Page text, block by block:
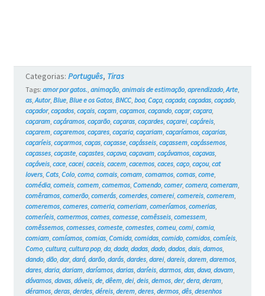
Gatos
#6
Categorias: Português, Tiras
Tags: amor por gatos. animação, animais de estimação, aprendizado, Arte,
as, Autor, Blue, Blue e os Gatos, BNCC, boa, Caça, caçada, caçadas, caçado,
caçador, caçados, caçais, caçam, caçamos, caçando, caçar, caçara,
caçaram, caçáramos, caçarão, caçaras, caçardes, caçarei, caçáreis,
caçarem, caçaremos, caçares, caçaria, caçariam, caçaríamos, caçarias,
caçaríeis, caçarmos, caças, caçasse, caçásseis, caçassem, caçássemos,
caçasses, caçaste, caçastes, caçava, caçavam, caçávamos, caçavas,
caçáveis, cace, cacei, caceis, cacem, cacemos, caces, caço, caçou, cat
lovers, Cats, Colo, coma, comais, comam, comamos, comas, come,
comédia, comeis, comem, comemos, Comendo, comer, comera, comeram,
comêramos, comerão, comerás, comerdes, comerei, comereis, comerem,
comeremos, comeres, comeria, comeriam, comeríamos, comerias,
comeríeis, comermos, comes, comesse, comêsseis, comessem,
comêssemos, comesses, comeste, comestes, comeu, comi, comia,
comiam, comíamos, comias, Comida, comidas, comido, comidos, comíeis,
Como, cultura, cultura pop, da, dada, dadas, dado, dados, dais, damos,
dando, dão, dar, dará, darão, darás, dardes, darei, dareis, darem, daremos,
dares, daria, dariam, daríamos, darias, daríeis, darmos, das, dava, davam,
dávamos, davas, dáveis, de, dêem, dei, deis, demos, der, dera, deram,
déramos, deras, derdes, déreis, derem, deres, dermos, dês, desenhos